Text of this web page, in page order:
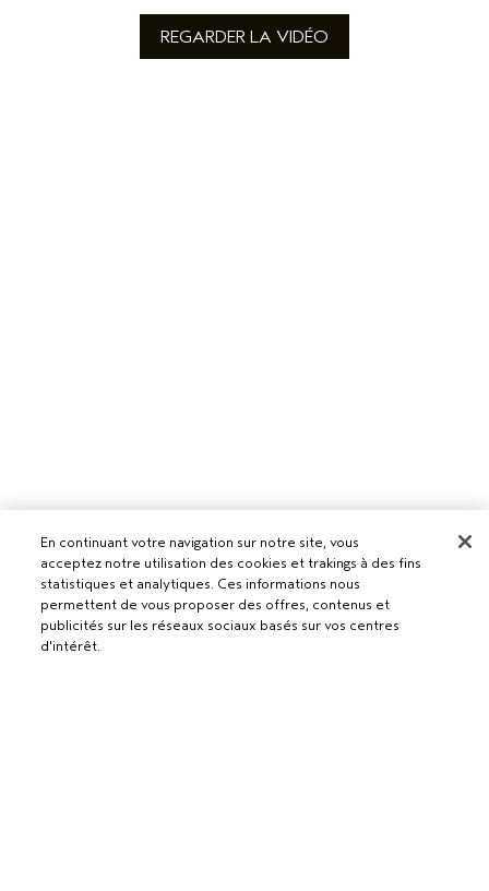
REGARDER LA VIDÉO
Pour les professionnels
DEVENIR UN SALON AVEDA
En continuant votre navigation sur notre site, vous
acceptez notre utilisation des cookies et trakings à des fins
statistiques et analytiques. Ces informations nous
permettent de vous proposer des offres, contenus et
publicités sur les réseaux sociaux basés sur vos centres
d'intérêt.